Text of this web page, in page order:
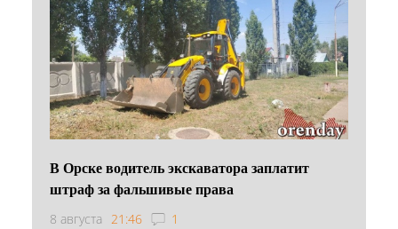
В Орске водитель экскаватора заплатит
штраф за фальшивые права
8 августа 21:46 1